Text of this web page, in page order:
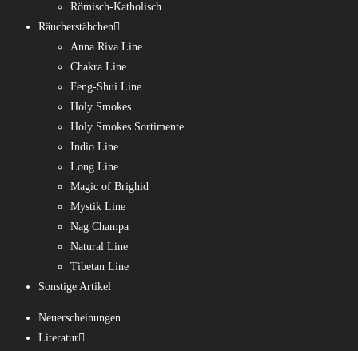
Römisch-Katholisch
Räucherstäbchen
Anna Riva Line
Chakra Line
Feng-Shui Line
Holy Smokes
Holy Smokes Sortimente
Indio Line
Long Line
Magic of Brighid
Mystik Line
Nag Champa
Natural Line
Tibetan Line
Sonstige Artikel
Neuerscheinungen
Literatur